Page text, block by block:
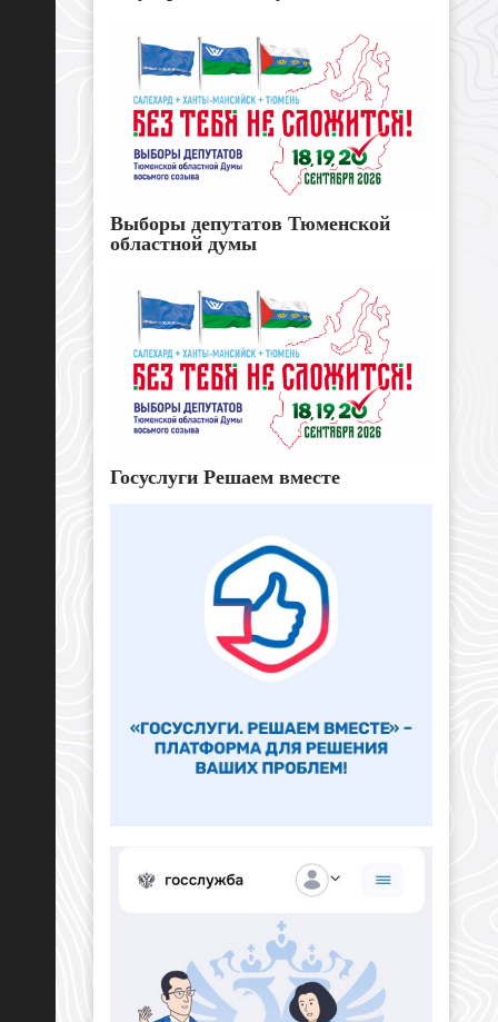
Выборы депутатов Тюменской
областной думы
Госуслуги Решаем вместе